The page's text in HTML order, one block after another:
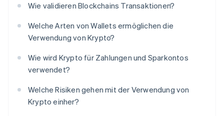
Wie validieren Blockchains Transaktionen?
Welche Arten von Wallets ermöglichen die
Verwendung von Krypto?
Wie wird Krypto für Zahlungen und Sparkontos
verwendet?
Welche Risiken gehen mit der Verwendung von
Krypto einher?